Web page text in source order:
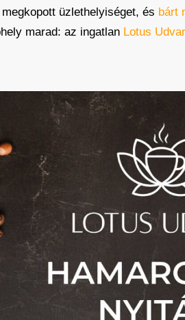
üzlethelyiséget, és bárt
marad: az ingatlan Lotus Udvar